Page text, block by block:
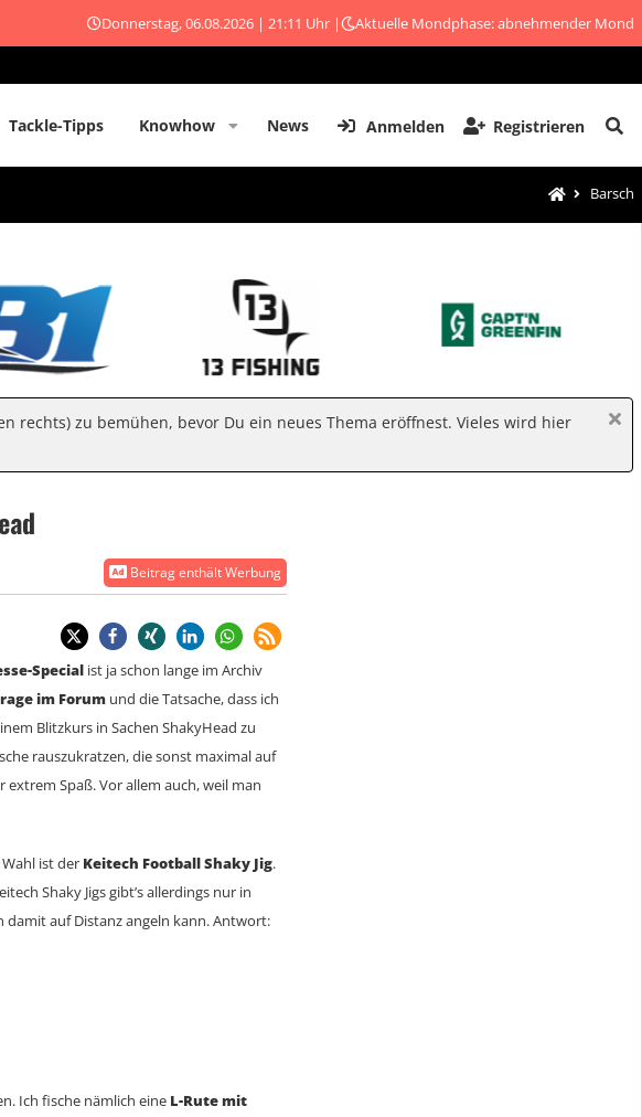
Donnerstag, 06.08.2026 | 21:11 Uhr | Aktuelle Mondphase: abnehmender Mond
Tackle-Tipps Knowhow News Anmelden Registrieren
Barsch
rechts) zu bemühen, bevor Du ein neues Thema eröffnest. Vieles wird hier
Beitrag enthält Werbung
Special ist ja schon lange im Archiv
im Forum und die Tatsache, dass ich
Blitzkurs in Sachen ShakyHead zu
rauszukratzen, die sonst maximal auf
Spaß. Vor allem auch, weil man
ist der Keitech Football Shaky Jig.
Shaky Jigs gibt’s allerdings nur in
damit auf Distanz angeln kann. Antwort:
Ich fische nämlich eine L-Rute mit